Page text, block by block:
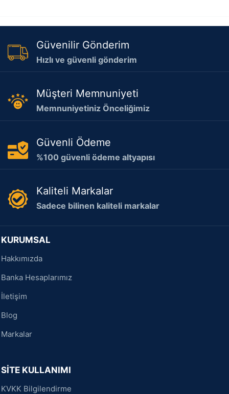
Güvenilir Gönderim
Hızlı ve güvenli gönderim
Müşteri Memnuniyeti
Memnuniyetiniz Önceliğimiz
Güvenli Ödeme
%100 güvenli ödeme altyapısı
Kaliteli Markalar
Sadece bilinen kaliteli markalar
KURUMSAL
Hakkımızda
Banka Hesaplarımız
İletişim
Blog
Markalar
SİTE KULLANIMI
KVKK Bilgilendirme